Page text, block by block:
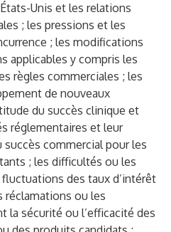
Unis et les relations
; les pressions et les
; les modifications
applicables y compris les
règles commerciales ; les
de nouveaux
du succès clinique et
réglementaires et leur
succès commercial pour les
; les difficultés ou les
des taux d’intérêt
réclamations ou les
la sécurité ou l’efficacité des